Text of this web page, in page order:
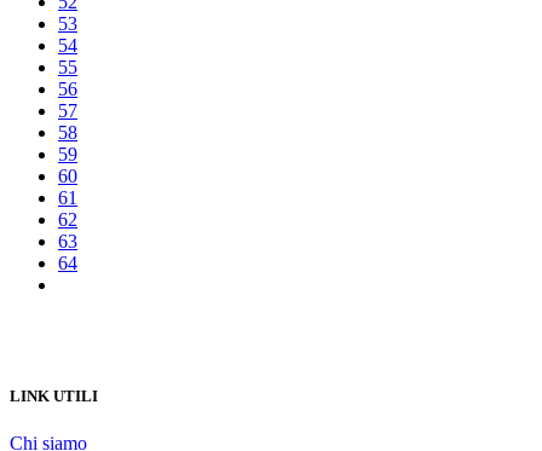
53
54
55
56
57
58
59
60
61
62
63
64
LINK UTILI
Chi siamo